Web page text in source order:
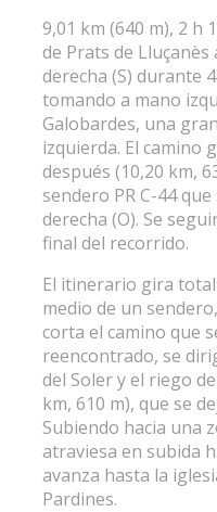
9,01 km (640 m), 2 h
de Prats de Lluçanès
derecha (S) durante
tomando a mano
Galobardes, una
izquierda. El camino
después (10,20 km,
sendero PR C-44
derecha (O). Se
final del recorrido.
El itinerario gira
medio de un
corta el camino que
reencontrado, se
del Soler y el riego
km, 610 m), que se
Subiendo hacia una
atraviesa en subida
avanza hasta la
Pardines.